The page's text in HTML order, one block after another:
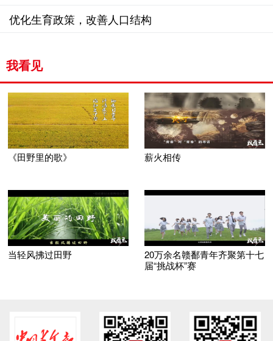
优化生育政策，改善人口结构
我看见
《田野里的歌》 薪火相传
当轻风拂过田野
20万余名赣鄱青年齐聚第十七
届“挑战杯”赛